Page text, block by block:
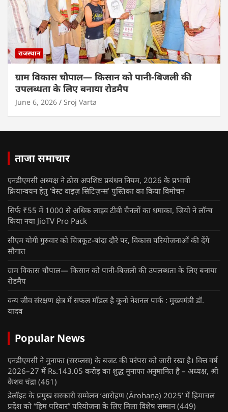
राजस्थान
ग्राम विकास चौपाल— किसान को पानी-बिजली की
उपलब्धता के लिए बनाया रोडमैप
June 6, 2026 Sroj Varta
ताजा समाचार
एनडीएमसी अध्यक्ष ने ठोस अपशिष्ट प्रबंधन नियम, 2026 के प्रभावी
क्रियान्वयन हेतु ‘वेस्ट वाइज़ सिटिज़न्स’ पुस्तिका का किया विमोचन
सिर्फ ₹55 में 1000 से अधिक लाइव टीवी चैनलों का धमाका, जियो ने लॉन्च
किया नया JioTV Pro Pack
सीएम योगी गुरुवार को चित्रकूट-बांदा दौरे पर, विकास परियोजनाओं की देंगे
सौगात
ग्राम विकास चौपाल— किसान को पानी-बिजली की उपलब्धता के लिए बनाया
रोडमैप
वन्य जीव संरक्षण क्षेत्र में सफल मॉडल है कूनो नेशनल पार्क : मुख्यमंत्री डॉ.
यादव
Popular News
एनडीएमसी ने मुनाफा (सरप्लस) के बजट की परंपरा को जारी रखा है। वित्त वर्ष
2026–27 में Rs.143.05 करोड़ का शुद्ध मुनाफा अनुमानित है – अध्यक्ष, श्री
केशव चंद्रा (461)
डेलॉइट के प्रमुख सरकारी सम्मेलन ‘आरोहण (Ārohaṇa) 2025’ में हिमाचल
प्रदेश को “हिम परिवार” परियोजना के लिए मिला विशेष सम्मान (449)